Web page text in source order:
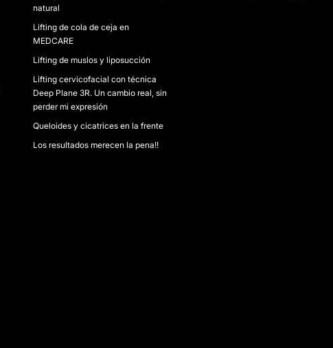
natural
Lifting de cola de ceja en
MEDCARE
Lifting de muslos y liposucción
Lifting cervicofacial con técnica
Deep Plane 3R. Un cambio real, sin
perder mi expresión
Queloides y cicatrices en la frente
Los resultados merecen la pena!!